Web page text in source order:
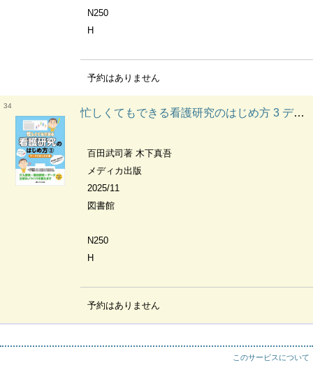
N250
H
予約はありません
34
忙しくてもできる看護研究のはじめ方 3 データのまとめ方編 専門用語・実施方法がしっかり身につく!
百田武司著 木下真吾
メディカ出版
2025/11
図書館
N250
H
予約はありません
このサービスについて